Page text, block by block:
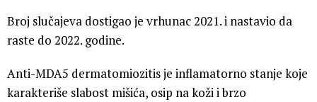
Broj slučajeva dostigao je vrhunac 2021. i nastavio da
raste do 2022. godine.
Anti-MDA5 dermatomiozitis je inflamatorno stanje koje
karakteriše slabost mišića, osip na koži i brzo